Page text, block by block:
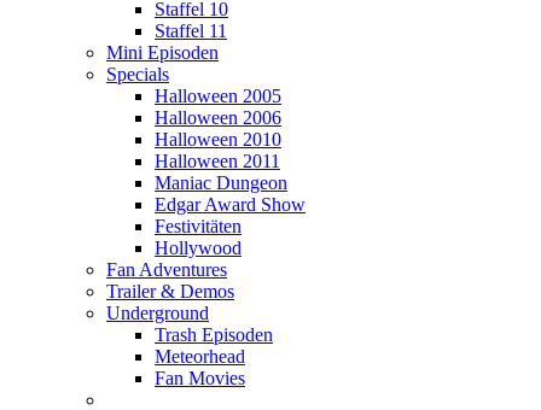
Staffel 10
Staffel 11
Mini Episoden
Specials
Halloween 2005
Halloween 2006
Halloween 2010
Halloween 2011
Maniac Dungeon
Edgar Award Show
Festivitäten
Hollywood
Fan Adventures
Trailer & Demos
Underground
Trash Episoden
Meteorhead
Fan Movies